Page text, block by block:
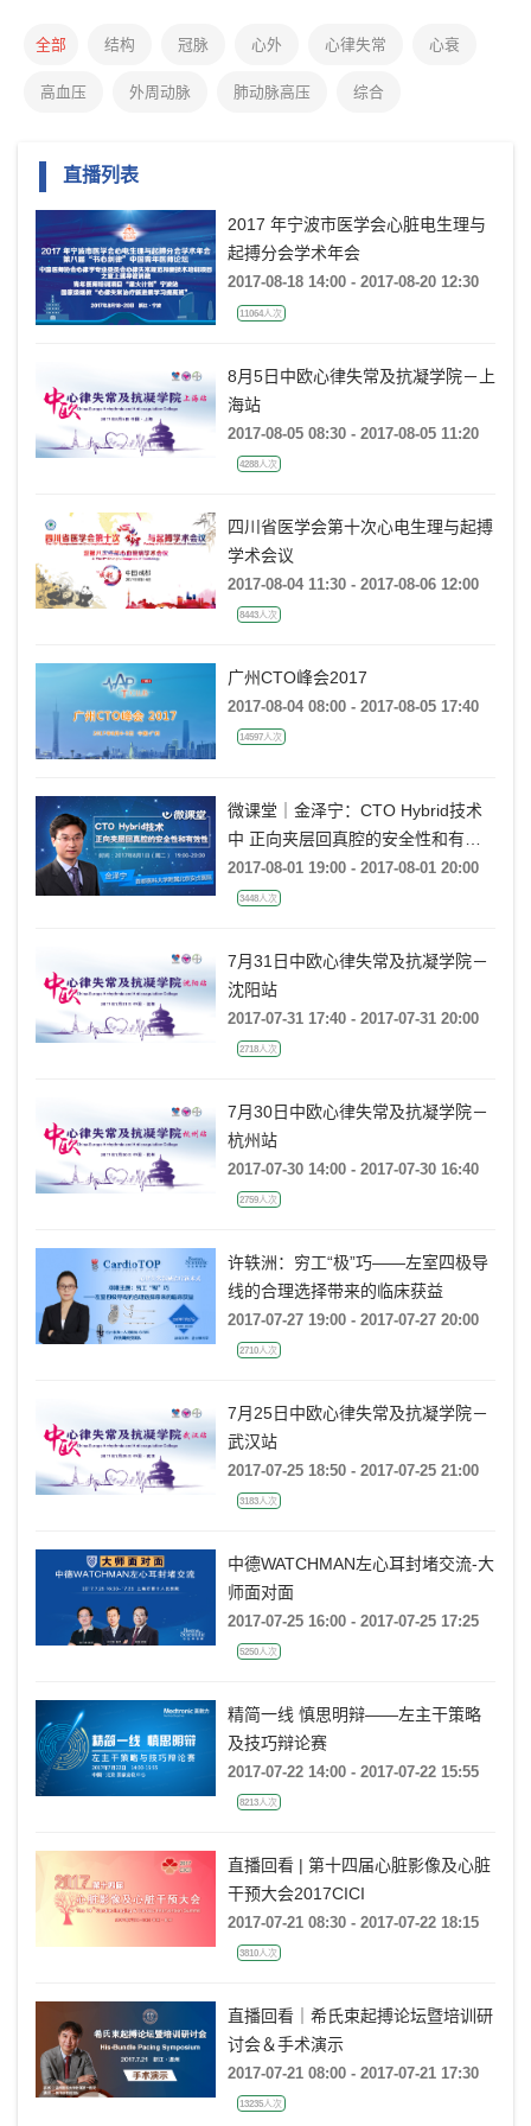
全部 结构 冠脉 心外 心律失常 心衰
高血压 外周动脉 肺动脉高压 综合
直播列表
2017 年宁波市医学会心脏电生理与
起搏分会学术年会
2017-08-18 14:00 - 2017-08-20 12:30
11064人次
8月5日中欧心律失常及抗凝学院－上
海站
2017-08-05 08:30 - 2017-08-05 11:20
4288人次
四川省医学会第十次心电生理与起搏
学术会议
2017-08-04 11:30 - 2017-08-06 12:00
8443人次
广州CTO峰会2017
2017-08-04 08:00 - 2017-08-05 17:40
14597人次
微课堂｜金泽宁：CTO Hybrid技术
中 正向夹层回真腔的安全性和有效
性
2017-08-01 19:00 - 2017-08-01 20:00
3448人次
7月31日中欧心律失常及抗凝学院－
沈阳站
2017-07-31 17:40 - 2017-07-31 20:00
2718人次
7月30日中欧心律失常及抗凝学院－
杭州站
2017-07-30 14:00 - 2017-07-30 16:40
2759人次
许轶洲：穷工“极”巧——左室四极导
线的合理选择带来的临床获益
2017-07-27 19:00 - 2017-07-27 20:00
2710人次
7月25日中欧心律失常及抗凝学院－
武汉站
2017-07-25 18:50 - 2017-07-25 21:00
3183人次
中德WATCHMAN左心耳封堵交流-大
师面对面
2017-07-25 16:00 - 2017-07-25 17:25
5250人次
精简一线 慎思明辩——左主干策略
及技巧辩论赛
2017-07-22 14:00 - 2017-07-22 15:55
8213人次
直播回看 | 第十四届心脏影像及心脏
干预大会2017CICI
2017-07-21 08:30 - 2017-07-22 18:15
3810人次
直播回看｜希氏束起搏论坛暨培训研
讨会＆手术演示
2017-07-21 08:00 - 2017-07-21 17:30
13235人次